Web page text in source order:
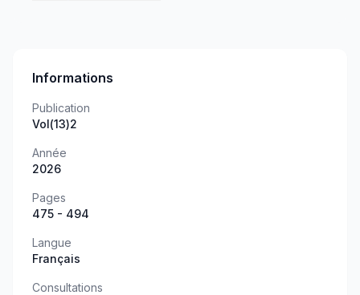
Informations
Publication
Vol(13)2
Année
2026
Pages
475 - 494
Langue
Français
Consultations